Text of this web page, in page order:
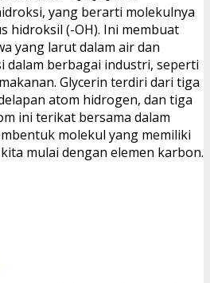
yang berarti molekulnya
hidroksil (-OH). Ini membuat
yang larut dalam air dan
dalam berbagai industri, seperti
Glycerin terdiri dari tiga
atom hidrogen, dan tiga
ini terikat bersama dalam
molekul yang memiliki
mulai dengan elemen karbon.